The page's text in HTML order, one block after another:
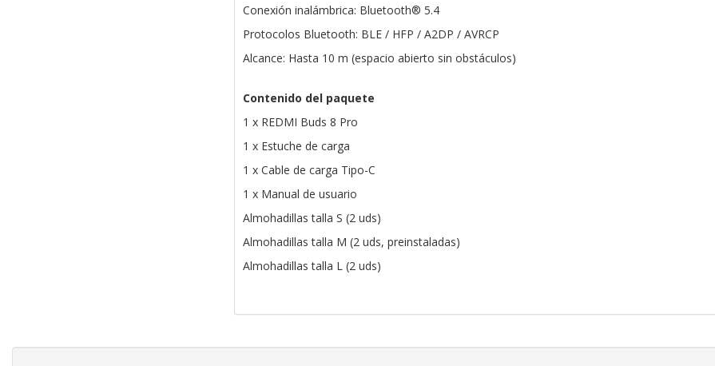
Conexión inalámbrica: Bluetooth® 5.4
Protocolos Bluetooth: BLE / HFP / A2DP / AVRCP
Alcance: Hasta 10 m (espacio abierto sin obstáculos)
Contenido del paquete
1 x REDMI Buds 8 Pro
1 x Estuche de carga
1 x Cable de carga Tipo-C
1 x Manual de usuario
Almohadillas talla S (2 uds)
Almohadillas talla M (2 uds, preinstaladas)
Almohadillas talla L (2 uds)